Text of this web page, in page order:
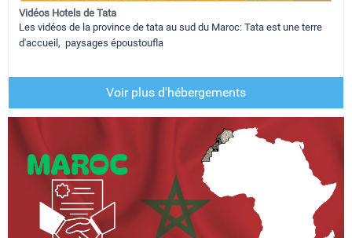
Vidéos Hotels de Tata
Les vidéos de la province de tata au sud du Maroc: Tata est une terre
d'accueil, paysages époustoufla
Voir plus d'hébergements